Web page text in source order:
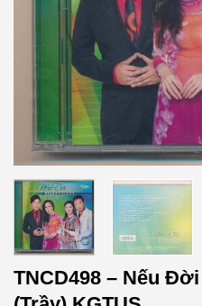
TNCD498 – Nếu